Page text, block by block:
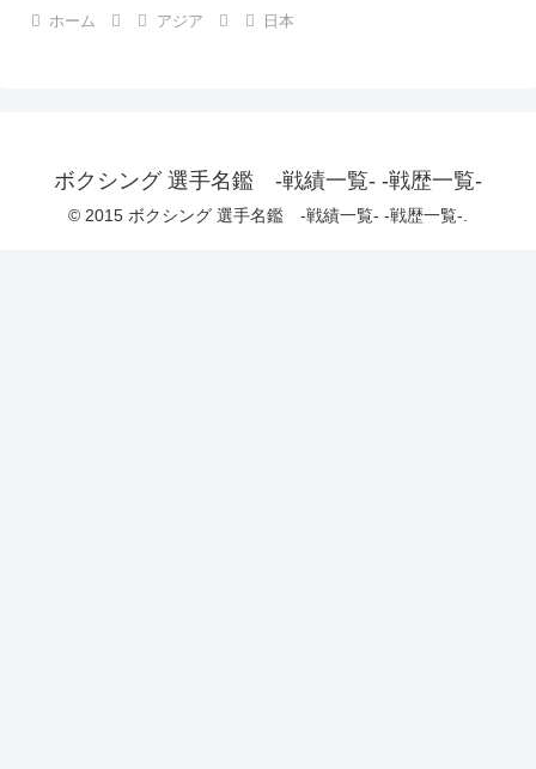
ホーム アジア 日本
ボクシング 選手名鑑 -戦績一覧- -戦歴一覧-
© 2015 ボクシング 選手名鑑 -戦績一覧- -戦歴一覧-.